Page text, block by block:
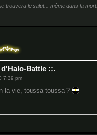
trouvera le salut... même dans la mort.
d'Halo-Battle ::.
7:39 pm
la vie, toussa toussa ?